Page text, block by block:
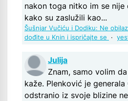
nakon toga nitko im se
kako su zaslužili kao...
Šušnjar Vučiću i Dodiku: Ne
dođite u Knin i ispričajte se
·
Julija
Znam, samo volim
kaže. Plenković je generala
odstranio iz svoje blizine